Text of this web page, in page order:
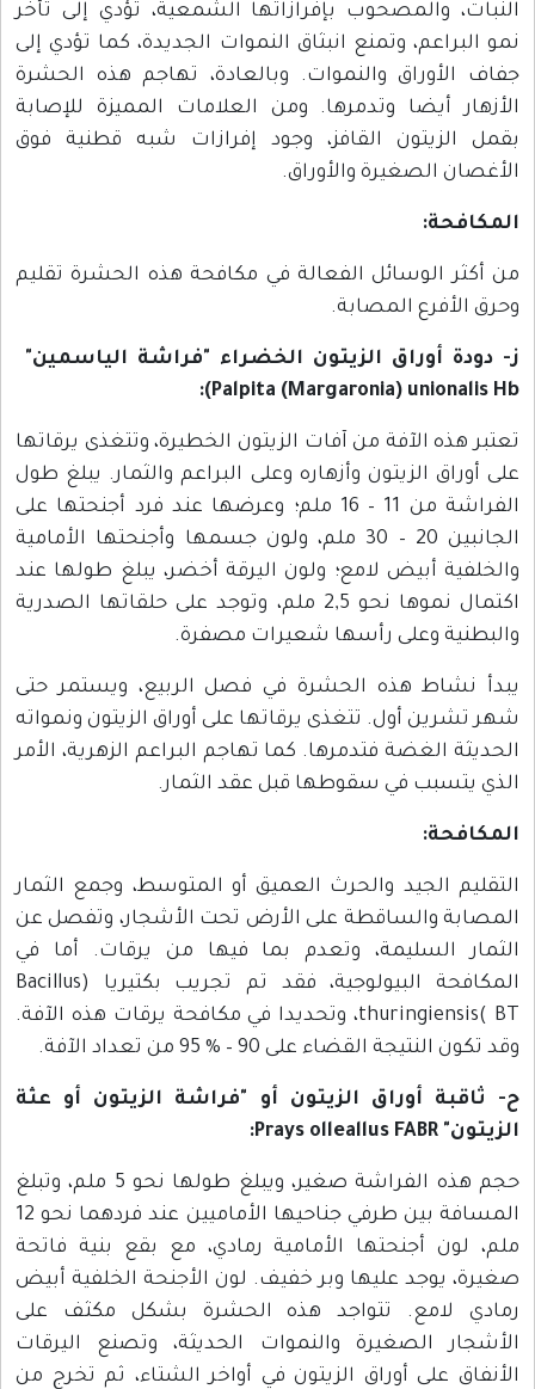
النبات، والمصحوب بإفرازاتها الشمعية، تؤدي إلى تأخر
نمو البراعم، وتمنع انبثاق النموات الجديدة، كما تؤدي إلى
جفاف الأوراق والنموات. وبالعادة، تهاجم هذه الحشرة
الأزهار أيضا وتدمرها. ومن العلامات المميزة للإصابة
بقمل الزيتون القافز، وجود إفرازات شبه قطنية فوق
الأغصان الصغيرة والأوراق.
المكافحة:
من أكثر الوسائل الفعالة في مكافحة هذه الحشرة تقليم
وحرق الأفرع المصابة.
ز- دودة أوراق الزيتون الخضراء "فراشة الياسمين"
Palpita (Margaronia) unionalis Hb):
تعتبر هذه الآفة من آفات الزيتون الخطيرة، وتتغذى يرقاتها
على أوراق الزيتون وأزهاره وعلى البراعم والثمار. يبلغ طول
الفراشة من 11 – 16 ملم؛ وعرضها عند فرد أجنحتها على
الجانبين 20 – 30 ملم، ولون جسمها وأجنحتها الأمامية
والخلفية أبيض لامع؛ ولون اليرقة أخضر، يبلغ طولها عند
اكتمال نموها نحو 2,5 ملم، وتوجد على حلقاتها الصدرية
والبطنية وعلى رأسها شعيرات مصفرة.
يبدأ نشاط هذه الحشرة في فصل الربيع، ويستمر حتى
شهر تشرين أول. تتغذى يرقاتها على أوراق الزيتون ونمواته
الحديثة الغضة فتدمرها. كما تهاجم البراعم الزهرية، الأمر
الذي يتسبب في سقوطها قبل عقد الثمار.
المكافحة:
التقليم الجيد والحرث العميق أو المتوسط، وجمع الثمار
المصابة والساقطة على الأرض تحت الأشجار، وتفصل عن
الثمار السليمة، وتعدم بما فيها من يرقات. أما في
المكافحة البيولوجية، فقد تم تجريب بكتيريا (Bacillus
thuringiensis( BT، وتحديدا في مكافحة يرقات هذه الآفة.
وقد تكون النتيجة القضاء على 90 – % 95 من تعداد الآفة.
ح- ثاقبة أوراق الزيتون أو "فراشة الزيتون أو عثة
الزيتون" Prays olleallus FABR:
حجم هذه الفراشة صغير، ويبلغ طولها نحو 5 ملم، وتبلغ
المسافة بين طرفي جناحيها الأماميين عند فردهما نحو 12
ملم، لون أجنحتها الأمامية رمادي، مع بقع بنية فاتحة
صغيرة، يوجد عليها وبر خفيف. لون الأجنحة الخلفية أبيض
رمادي لامع. تتواجد هذه الحشرة بشكل مكثف على
الأشجار الصغيرة والنموات الحديثة، وتصنع اليرقات
الأنفاق على أوراق الزيتون في أواخر الشتاء، ثم تخرج من